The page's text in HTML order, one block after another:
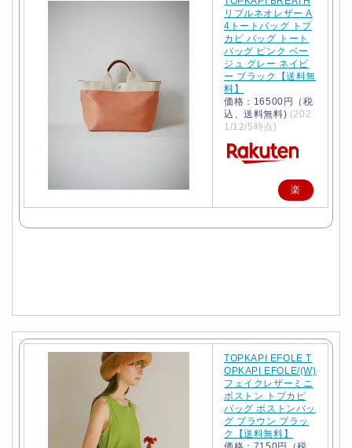
リプルネオレザー A
4トートバッグ トプ
カピ バッグ トート
バッグ ピンク ベー
ジュ グレー ネイビ
ー ブラック【送料無
料】
価格：16500円（税
込、送料無料) (202
1/12/5時点)
楽
天
TOPKAPI EFOLE T
OPKAPI EFOLE/(W)
フェイクレザーミニ
ボストン トプカピ
バッグ ボストンバッ
グ ブラウン ブラッ
ク【送料無料】